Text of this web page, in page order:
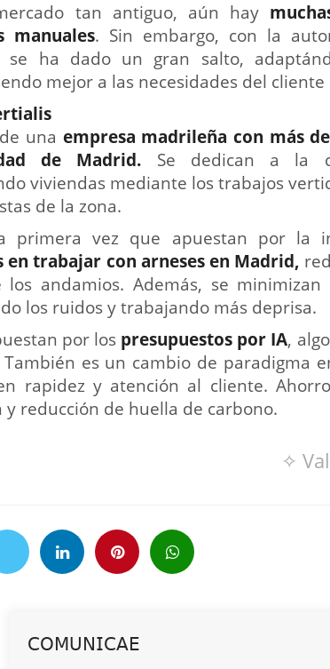
tan antiguo, aún hay
manuales. Sin embargo, con la
se ha dado un gran salto,
mejor a las necesidades del
una empresa madrileña con más
de Madrid. Se dedican a la
viviendas mediante los trabajos
de la zona.
primera vez que apuestan por la
en trabajar con arneses en Madrid,
andamios. Además, se minimizan
los ruidos y trabajando más deprisa.
por los presupuestos por IA,
También es un cambio de paradigma
rapidez y atención al cliente.
y reducción de huella de carbono.
✧
𝖢𝖮𝖬𝖴𝖭𝖨𝖢𝖠𝖤